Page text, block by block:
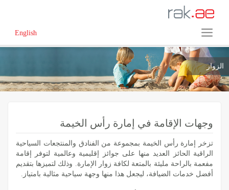
English
الزوار
وجهات الإقامة في إمارة رأس الخيمة
تزخر إمارة رأس الخيمة بمجموعة من الفنادق والمنتجعات السياحية
الراقية الحائز العديد منها على جوائز إقليمية وعالمية لتوفر إقامة
مفعمة بالراحة مليئة بالمتعة لكافة زوار الإمارة. وذلك لتميزها بتقديم
أفضل خدمات الضيافة، ليجعل هذا منها وجهة سياحية مثالية بامتياز.